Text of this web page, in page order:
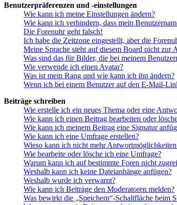
Benutzerpräferenzen und -einstellungen
Wie kann ich meine Einstellungen ändern?
Wie kann ich verhindern, dass mein
Die Forenuhr geht falsch!
Ich habe die Zeitzone eingestellt, aber die
Meine Sprache steht auf diesem Board nicht zur
Was sind das für Bilder, die bei meinem
Wie verwende ich einen Avatar?
Was ist mein Rang und wie kann ich ihn ändern?
Wenn ich bei einem Benutzer auf den E-Mail-
Beiträge schreiben
Wie erstelle ich ein neues Thema oder eine
Wie kann ich einen Beitrag bearbeiten oder
Wie kann ich meinem Beitrag eine Signatur
Wie kann ich eine Umfrage erstellen?
Wieso kann ich nicht mehr Antwortmöglichkeiten
Wie bearbeite oder lösche ich eine Umfrage?
Warum kann ich auf bestimmte Foren nicht
Weshalb kann ich keine Dateianhänge anfügen?
Weshalb wurde ich verwarnt?
Wie kann ich Beiträge den Moderatoren melden?
Was bewirkt die „Speichern“-Schaltfläche beim